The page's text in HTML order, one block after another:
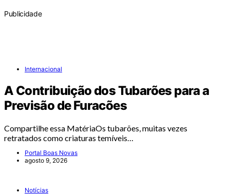
Publicidade
Internacional
A Contribuição dos Tubarões para a
Previsão de Furacões
Compartilhe essa MatériaOs tubarões, muitas vezes
retratados como criaturas temíveis…
Portal Boas Novas
agosto 9, 2026
Notícias